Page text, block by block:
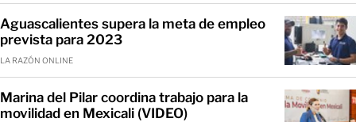
Aguascalientes supera la meta de empleo
prevista para 2023
LA RAZÓN ONLINE
Marina del Pilar coordina trabajo para la
movilidad en Mexicali (VIDEO)